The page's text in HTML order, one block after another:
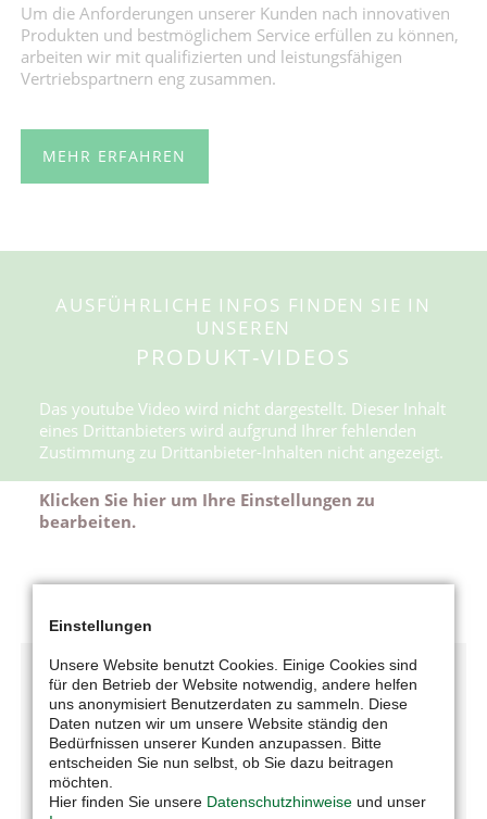
Um die Anforderungen unserer Kunden nach innovativen
Produkten und bestmöglichem Service erfüllen zu können,
arbeiten wir mit qualifizierten und leistungsfähigen
Vertriebspartnern eng zusammen.
MEHR ERFAHREN
AUSFÜHRLICHE INFOS FINDEN SIE IN
UNSEREN
PRODUKT-VIDEOS
Das youtube Video wird nicht dargestellt. Dieser Inhalt
eines Drittanbieters wird aufgrund Ihrer fehlenden
Zustimmung zu Drittanbieter-Inhalten nicht angezeigt.
Klicken Sie hier um Ihre Einstellungen zu
bearbeiten.
Einstellungen
Unsere Website benutzt Cookies. Einige Cookies sind
für den Betrieb der Website notwendig, andere helfen
uns anonymisiert Benutzerdaten zu sammeln. Diese
Daten nutzen wir um unsere Website ständig den
Bedürfnissen unserer Kunden anzupassen. Bitte
entscheiden Sie nun selbst, ob Sie dazu beitragen
möchten.
Hier finden Sie unsere Datenschutzhinweise und unser